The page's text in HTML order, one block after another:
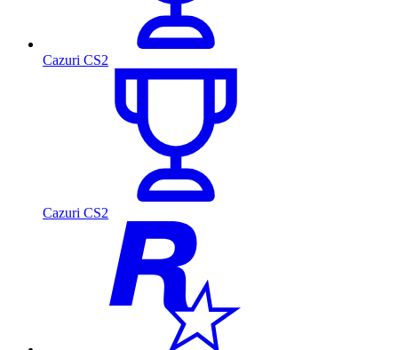
Cazuri CS2
Cazuri CS2